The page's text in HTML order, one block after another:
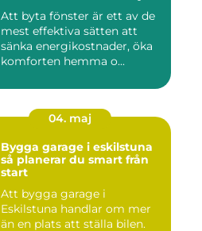
Att byta fönster är ett av de
mest effektiva sätten att
sänka energikostnader, öka
komforten hemma o...
04. maj
Bygga garage i eskilstuna
så planerar du smart från
start
Att bygga garage i
Eskilstuna handlar om mer
än en plats att ställa bilen.